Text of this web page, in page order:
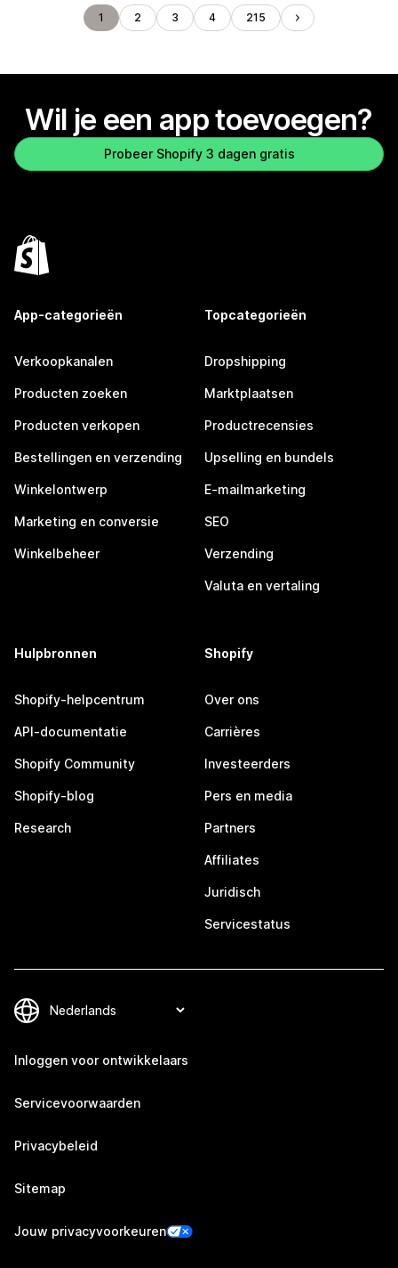
1 2 3 4 215
Wil je een app toevoegen?
Probeer Shopify 3 dagen gratis
App-categorieën
Verkoopkanalen
Producten zoeken
Producten verkopen
Bestellingen en verzending
Winkelontwerp
Marketing en conversie
Winkelbeheer
Topcategorieën
Dropshipping
Marktplaatsen
Productrecensies
Upselling en bundels
E-mailmarketing
SEO
Verzending
Valuta en vertaling
Hulpbronnen
Shopify-helpcentrum
API-documentatie
Shopify Community
Shopify-blog
Research
Shopify
Over ons
Carrières
Investeerders
Pers en media
Partners
Affiliates
Juridisch
Servicestatus
Inloggen voor ontwikkelaars
Servicevoorwaarden
Privacybeleid
Sitemap
Jouw privacyvoorkeuren